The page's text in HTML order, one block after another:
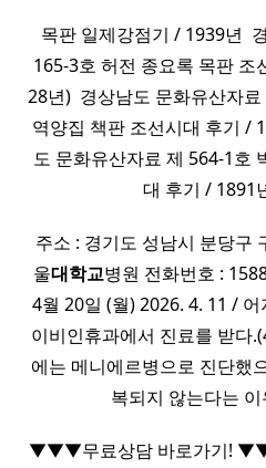
목판 일제강점기 / 1939년
165-3호 허전 종요록 목판 조
28년) ​ 경상남도 문화유산자
역양집 책판 조선시대 후기 /
도 문화유산자료 제 564-1호
대 후기 / 1891
주소 : 경기도 성남시 분당구
울대학교병원 전화번호 :
4월 20일 (월) 2026. 4. 11 /
이비인휴과에서 진료를 받다
에는 메니에르병으로 진단했
복되지 않는다는
▼▼▼무료상담 바로가기!